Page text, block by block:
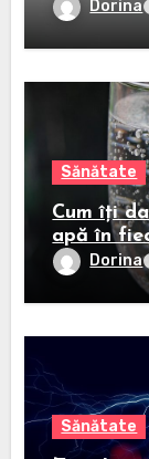
Dorina
Sănătate
Cum îți
apă în
Dorina
Sănătate